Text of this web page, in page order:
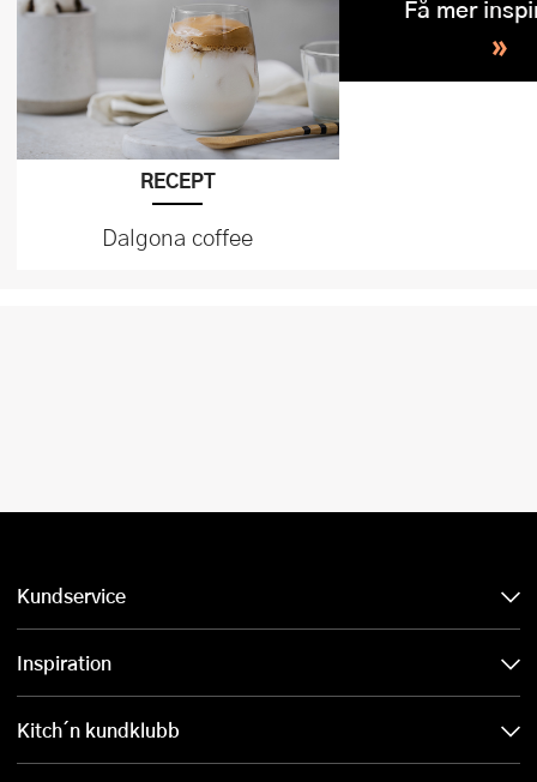
RECEPT
Dalgona coffee
Få mer
»
Kundservice
Inspiration
Kitch´n kundklubb